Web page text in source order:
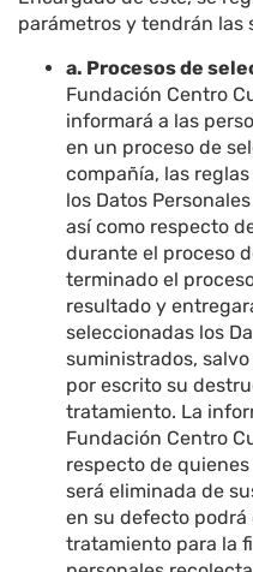
parámetros y tendrán las
a. Procesos de
Fundación Centro
informará a las
en un proceso de
compañía, las
los Datos
así como respecto
durante el proceso
terminado el
resultado y
seleccionadas los
suministrados,
por escrito su
tratamiento. La
Fundación Centro
respecto de
será eliminada de
en su defecto
tratamiento para la